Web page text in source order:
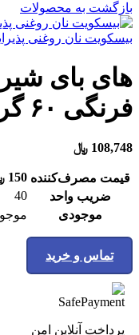
بازگشت به محصولات
بیسکویت نان روغنی پذیرایی
های بای
فرنگی ۶۰ گرمی
108,748 ﷼
قیمت مصرف‌کننده 150
ضریب واحد
40
موجودی
تماس و خرید
پرداخت آنلاین امن